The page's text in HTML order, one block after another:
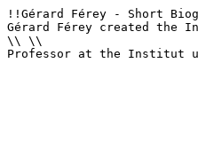
!!Gérard Férey - Short
Gérard Férey created the
\\ \\
Professor at the Institut